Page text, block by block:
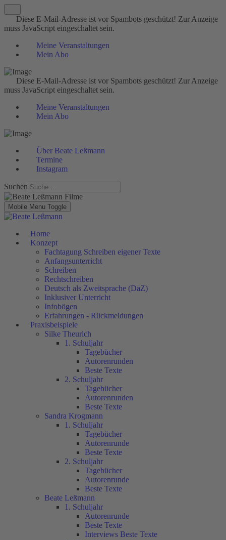
Diese E-Mail-Adresse ist vor Spambots geschützt! Zur Anzeige
muss JavaScript eingeschaltet sein.
Meine Veranstaltungen
Mein Abo
Diese E-Mail-Adresse ist vor Spambots geschützt! Zur Anzeige
muss JavaScript eingeschaltet sein.
Meine Veranstaltungen
Mein Abo
Über Beate Leßmann
Termine
Instagram
Suchen
Mobile Menu Toggle
Home
Konzept
Fachtagung Schreiben eigener Texte
Anfangsunterricht
Schreiben
Rechtschreiben
Deutsch als Zweitsprache (DaZ)
Inklusiver Unterricht
Infobögen
Erfahrungen - Rückmeldungen
Praxisbeispiele
Silke Theurich
1. Schuljahr
Tagebücher
Autorenrunden
Beste Texte
2. Schuljahr
Tagebücher
Autorenrunden
Beste Texte
Sandra Krogmann
1. Schuljahr
Tagebücher
Autorenrunde
Beste Texte
2. Schuljahr
Tagebücher
Autorenrunde
Beste Texte
Beate Leßmann
1. Schuljahr
Autorenrunde
Beste Texte
Interviews Beste Texte